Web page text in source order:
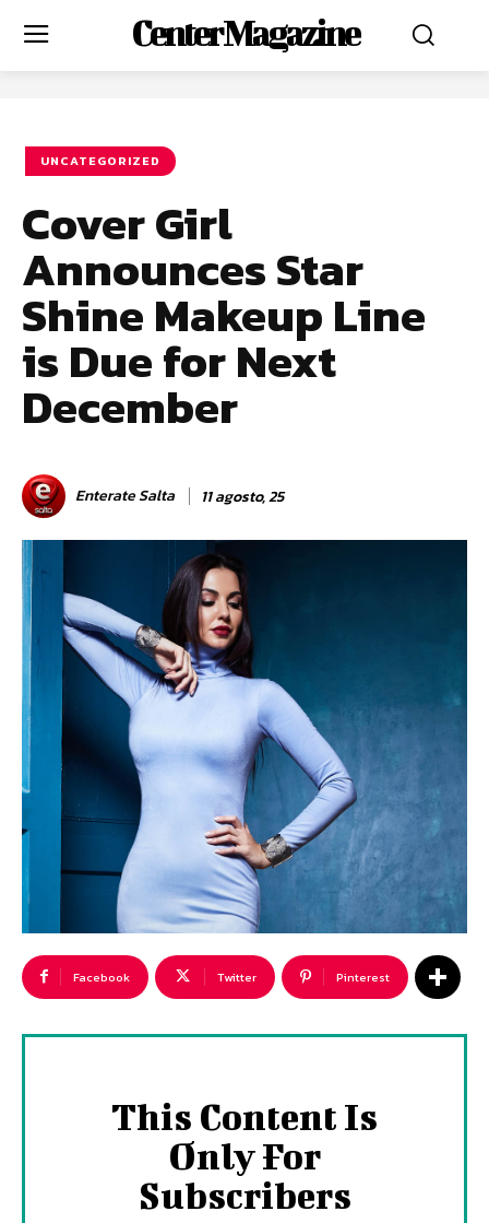
Center Magazine
UNCATEGORIZED
Cover Girl
Announces Star
Shine Makeup Line
is Due for Next
December
Enterate Salta 11 agosto, 25
Facebook Twitter Pinterest
This Content Is
Only For
Subscribers